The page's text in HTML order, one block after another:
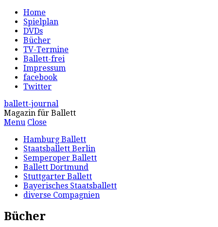
Home
Spielplan
DVDs
Bücher
TV-Termine
Ballett-frei
Impressum
facebook
Twitter
ballett-journal
Magazin für Ballett
Menu Close
Hamburg Ballett
Staatsballett Berlin
Semperoper Ballett
Ballett Dortmund
Stuttgarter Ballett
Bayerisches Staatsballett
diverse Compagnien
Bücher